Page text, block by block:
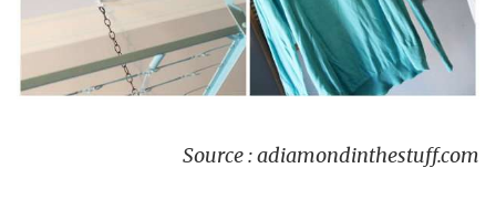
Source : adiamondinthestuff.com